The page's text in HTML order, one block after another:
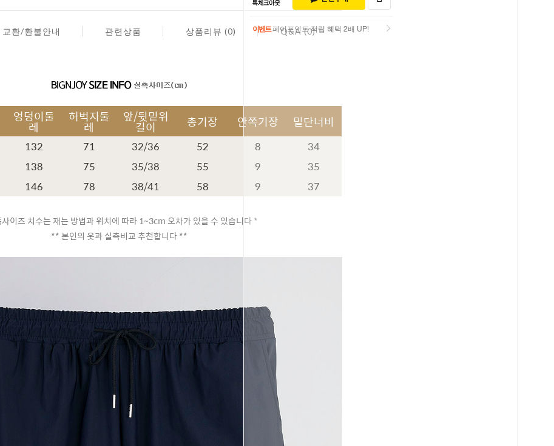
이벤트페이포인트 적립 혜택 2배 UP!
교환/환불안내 관련상품 상품리뷰 (0) Q&A (0)
엉덩이둘
레
허벅지둘
레
앞/뒷밑위
길이 총기장 안쪽기장 밑단너비
132 71 32/36 52 8 34
138 75 35/38 55 9 35
146 78 38/41 58 9 37
이즈 치수는 재는 방법과 위치에 따라 1~3cm 오차가 있을 수 있습니다 *
** 본인의 옷과 실측비교 추천합니다 **